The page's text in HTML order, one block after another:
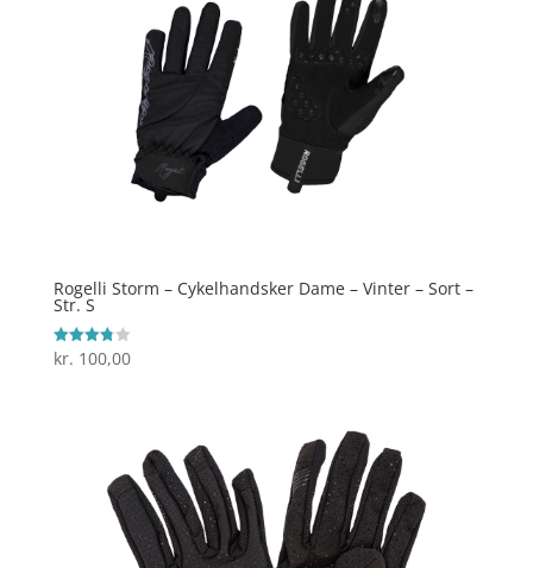
Rogelli Storm – Cykelhandsker Dame – Vinter – Sort –
Str. S
Vurderet
3.8
kr. 100,00